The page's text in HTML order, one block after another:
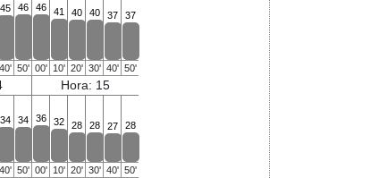
45 46 46 41 40 40 37 37
40' 50' 00' 10' 20' 30' 40' 50'
Hora: 15
34 34 36 32 28 28 27 28
40' 50' 00' 10' 20' 30' 40' 50'